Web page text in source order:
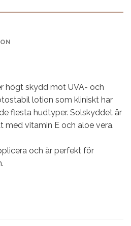
högt skydd mot UVA- och
lotion som kliniskt har
flesta hudtyper. Solskyddet är
vitamin E och aloe vera.
och är perfekt för